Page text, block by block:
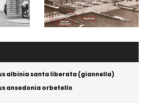
albinia santa liberata (giannella)
ansedonia orbetello